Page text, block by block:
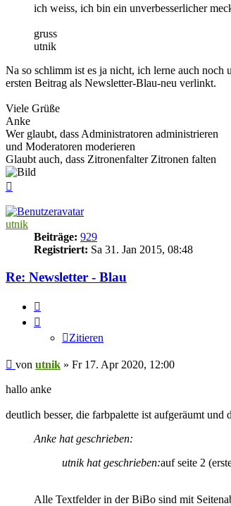
ich weiss, ich bin ein unverbesserlicher
gruss
utnik
Na so schlimm ist es ja nicht, ich lerne auch
ersten Beitrag als Newsletter-Blau-neu verlinkt.
Viele Grüße
Anke
Wer glaubt, dass Administratoren administrieren
und Moderatoren moderieren
Glaubt auch, dass Zitronenfalter Zitronen falten
utnik
Beiträge: 929
Registriert: Sa 31. Jan 2015, 08:48
Re: Newsletter - Blau
Zitieren
Beitrag
von utnik » Fr 17. Apr 2020, 12:00
hallo anke
deutlich besser, die farbpalette ist aufgeräumt und
Anke hat geschrieben:
utnik hat geschrieben:auf seite 2
Alle Textfelder in der BiBo sind mit